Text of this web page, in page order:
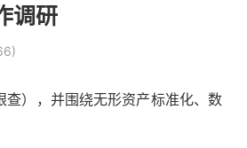
调研
），并围绕无形资产标准化、数